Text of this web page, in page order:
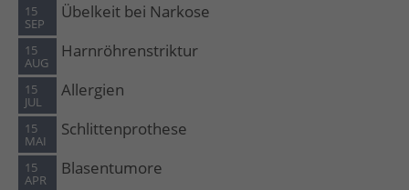
15
SEP
Übelkeit bei Narkose
15
AUG
Harnröhrenstriktur
15
JUL
Allergien
15
MAI
Schlittenprothese
15
APR
Blasentumore